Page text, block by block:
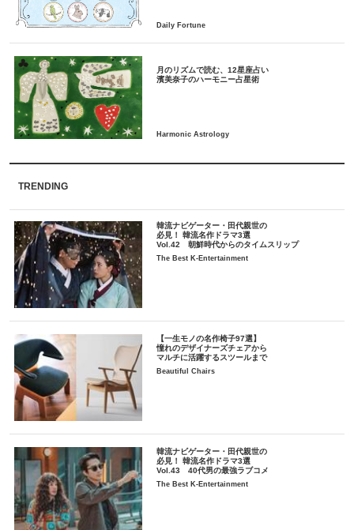
月のリズムで読む、12星座占い
TRENDING
韓流ナビゲーター・田代親世の
必見！ 韓流名作ドラマ3選
Vol.42 朝鮮時代からのタイムスリップ
The Best K-Entertainment
【一生モノの名作椅子97選】
憧れのデザイナーズチェアから
マルチに活躍するスツールまで
Beautiful Chairs
韓流ナビゲーター・田代親世の
必見！ 韓流名作ドラマ3選
Vol.43 40代男の最強ラブコメ
The Best K-Entertainment